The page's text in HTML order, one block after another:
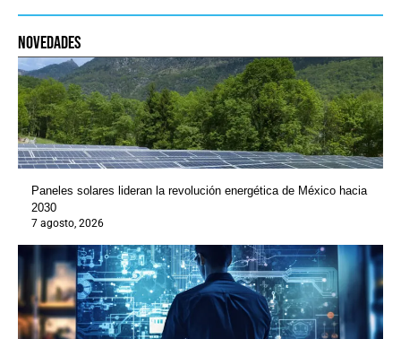
novedades
Paneles solares lideran la revolución energética de México hacia
2030
7 agosto, 2026